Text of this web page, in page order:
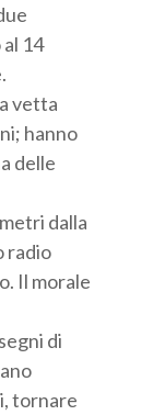
14
vetta
hanno
delle
dalla
radio
Il morale
di
tornare